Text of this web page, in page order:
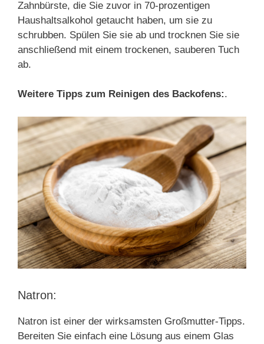
Zahnbürste, die Sie zuvor in 70-prozentigen
Haushaltsalkohol getaucht haben, um sie zu
schrubben. Spülen Sie sie ab und trocknen Sie sie
anschließend mit einem trockenen, sauberen Tuch
ab.
Weitere Tipps zum Reinigen des Backofens:.
Natron:
Natron ist einer der wirksamsten Großmutter-Tipps.
Bereiten Sie einfach eine Lösung aus einem Glas